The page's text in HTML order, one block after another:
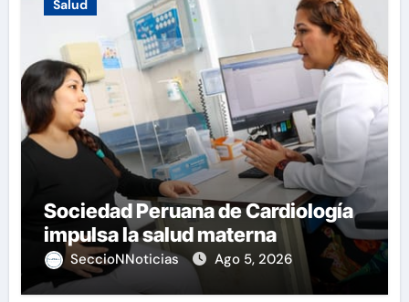
Salud
Sociedad Peruana de Cardiología
impulsa la salud materna
SeccioNNoticias Ago 5, 2026